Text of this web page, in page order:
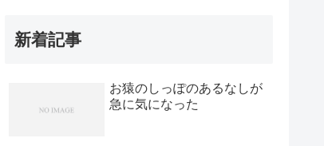
新着記事
お猿のしっぽのあるなしが
急に気になった